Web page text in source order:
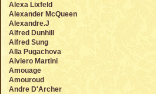
Alexa Lixfeld
Alexander McQueen
Alexandre.J
Alfred Dunhill
Alfred Sung
Alla Pugachova
Alviero Martini
Amouage
Amouroud
Andre D'Archer